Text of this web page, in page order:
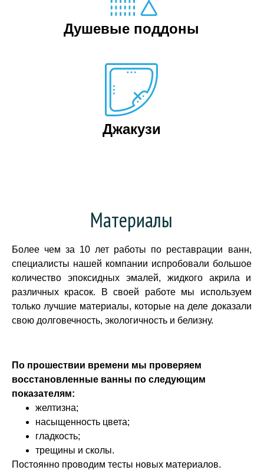
Душевые поддоны
Джакузи
Материалы
Более чем за 10 лет работы по реставрации ванн,
специалисты нашей компании испробовали большое
количество эпоксидных эмалей, жидкого акрила и
различных красок. В своей работе мы используем
только лучшие материалы, которые на деле доказали
свою долговечность, экологичность и белизну.
По прошествии времени мы проверяем
восстановленные ванны по следующим
показателям:
желтизна;
насыщенность цвета;
гладкость;
трещины и сколы.
Постоянно проводим тесты новых материалов.